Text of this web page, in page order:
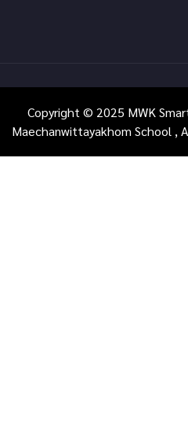
Copyright © 2025 MWK
Maechanwittayakhom School ,